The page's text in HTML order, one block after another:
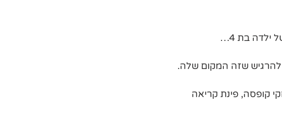
בת 4…
להרגיש שזה המקום שלה.
קופסה, פינת קריאה